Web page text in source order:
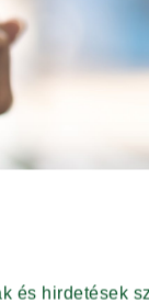
és hirdetések